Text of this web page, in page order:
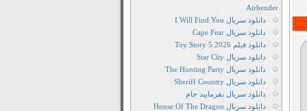
Airbender
دانلود سریال I Will Find You
دانلود سریال Cape Fear
دانلود فیلم Toy Story 5 2026
دانلود سریال Star City
دانلود سریال The Hunting Party
دانلود سریال Sheriff Country
دانلود سریال بفرمایید جام
دانلود سریال House Of The Dragon